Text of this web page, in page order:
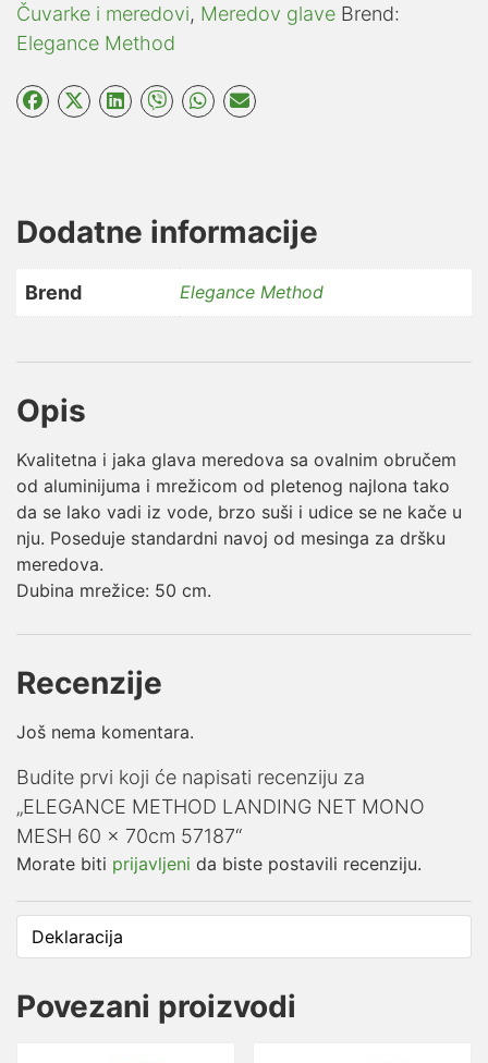
MONO
MESH
x
Čuvarke i meredovi, Meredov glave Brend:
Elegance Method
Dodatne informacije
Brend Elegance Method
Opis
Kvalitetna i jaka glava meredova sa ovalnim obručem
od aluminijuma i mrežicom od pletenog najlona tako
da se lako vadi iz vode, brzo suši i udice se ne kače u
nju. Poseduje standardni navoj od mesinga za dršku
meredova.
Dubina mrežice: 50 cm.
Recenzije
Još nema komentara.
Budite prvi koji će napisati recenziju za
„ELEGANCE METHOD LANDING NET MONO
MESH 60 x 70cm 57187“
Morate biti prijavljeni da biste postavili recenziju.
Deklaracija
Povezani proizvodi